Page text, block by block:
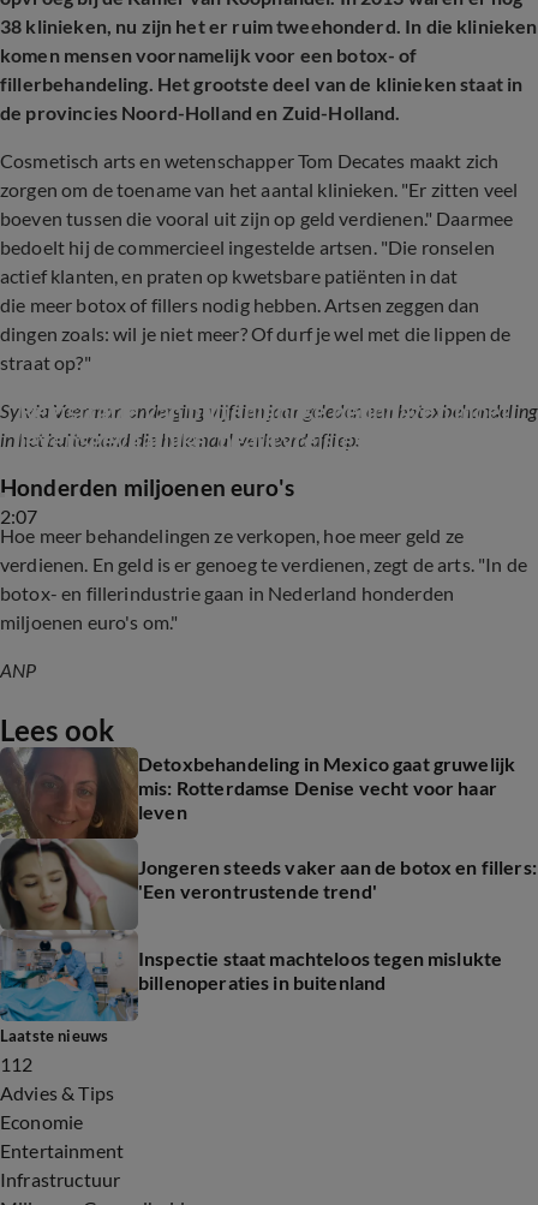
38 klinieken, nu zijn het er ruim tweehonderd. In die klinieken
komen mensen voornamelijk voor een botox- of
fillerbehandeling. Het grootste deel van de klinieken staat in
de provincies Noord-Holland en Zuid-Holland.
Cosmetisch arts en wetenschapper Tom Decates maakt zich
zorgen om de toename van het aantal klinieken. "Er zitten veel
boeven tussen die vooral uit zijn op geld verdienen." Daarmee
bedoelt hij de commercieel ingestelde artsen. "Die ronselen
actief klanten, en praten op kwetsbare patiënten in dat
die meer botox of fillers nodig hebben. Artsen zeggen dan
dingen zoals: wil je niet meer? Of durf je wel met die lippen de
straat op?"
Sylvia Veerman onderging vijftien jaar geleden een botoxbehandeling
in het buitenland die helemaal verkeerd afliep:
2:07
Registratie van buitenlandse beunhazen moet
levensgevaarlijke 'beautyreisjes' stoppen
Honderden miljoenen euro's
Hoe meer behandelingen ze verkopen, hoe meer geld ze
verdienen. En geld is er genoeg te verdienen, zegt de arts. "In de
botox- en fillerindustrie gaan in Nederland honderden
miljoenen euro's om."
ANP
Lees ook
Detoxbehandeling in Mexico gaat gruwelijk
mis: Rotterdamse Denise vecht voor haar
leven
Jongeren steeds vaker aan de botox en fillers:
'Een verontrustende trend'
Inspectie staat machteloos tegen mislukte
billenoperaties in buitenland
Laatste nieuws
112
Advies & Tips
Economie
Entertainment
Infrastructuur